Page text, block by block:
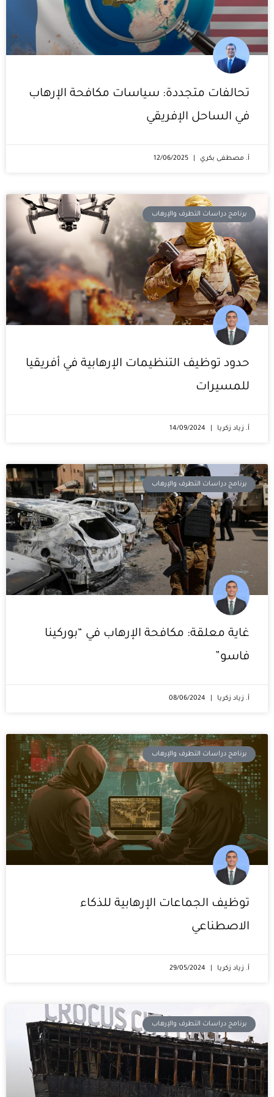
تحالفات متجددة: سياسات مكافحة الإرهاب
في الساحل الإفريقي
أ. مصطفى بكري
برنامج دراسات التطرف والإرهاب
حدود توظيف التنظيمات الإرهابية في أفريقيا
للمسيرات
أ. زياد زكريا
برنامج دراسات التطرف والإرهاب
غاية معلقة: مكافحة الإرهاب في “بوركينا
فاسو”
أ. زياد زكريا
برنامج دراسات التطرف والإرهاب
توظيف الجماعات الإرهابية للذكاء
الاصطناعي
أ. زياد زكريا
برنامج دراسات التطرف والإرهاب